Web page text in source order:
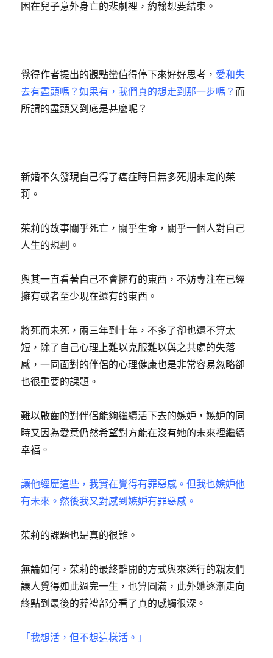
困在兒子意外身亡的悲劇裡，約翰想要結束。
覺得作者提出的觀點蠻值得停下來好好思考， 愛和失
去有盡頭嗎？如果有，我們真的想走到那一步嗎？而
所謂的盡頭又到底是甚麼呢？
新婚不久發現自己得了癌症時日無多死期未定的茱
莉。
茱莉的故事關乎死亡，關乎生命，關乎一個人對自己
人生的規劃。
與其一直看著自己不會擁有的東西，不妨專注在已經
擁有或者至少現在還有的東西。
將死而未死，兩三年到十年，不多了卻也還不算太
短，除了自己心理上難以克服難以與之共處的失落
感，一同面對的伴侶的心理健康也是非常容易忽略卻
也很重要的課題。
難以啟齒的對伴侶能夠繼續活下去的嫉妒，嫉妒的同
時又因為愛意仍然希望對方能在沒有她的未來裡繼續
幸福。
讓他經歷這些，我實在覺得有罪惡感。但我也嫉妒他
有未來。然後我又對感到嫉妒有罪惡感。
茱莉的課題也是真的很難。
無論如何，茱莉的最終離開的方式與來送行的親友們
讓人覺得如此過完一生，也算圓滿，此外她逐漸走向
終點到最後的葬禮部分看了真的感觸很深。
「我想活，但不想這樣活。」